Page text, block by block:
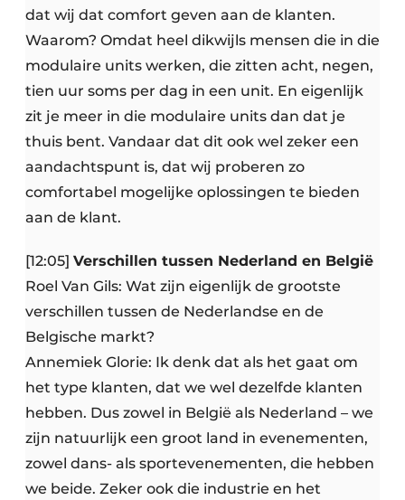
dat wij dat comfort geven aan de klanten.
Waarom? Omdat heel dikwijls mensen die in die
modulaire units werken, die zitten acht, negen,
tien uur soms per dag in een unit. En eigenlijk
zit je meer in die modulaire units dan dat je
thuis bent. Vandaar dat dit ook wel zeker een
aandachtspunt is, dat wij proberen zo
comfortabel mogelijke oplossingen te bieden
aan de klant.
[12:05] Verschillen tussen Nederland en België
Roel Van Gils: Wat zijn eigenlijk de grootste
verschillen tussen de Nederlandse en de
Belgische markt?
Annemiek Glorie: Ik denk dat als het gaat om
het type klanten, dat we wel dezelfde klanten
hebben. Dus zowel in België als Nederland – we
zijn natuurlijk een groot land in evenementen,
zowel dans- als sportevenementen, die hebben
we beide. Zeker ook die industrie en het